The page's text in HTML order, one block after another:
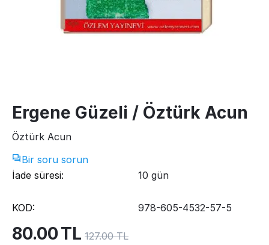
Ergene Güzeli / Öztürk Acun
Öztürk Acun
Bir soru sorun
İade süresi:
10 gün
KOD: 978-605-4532-57-5
80.00TL 127.00 TL